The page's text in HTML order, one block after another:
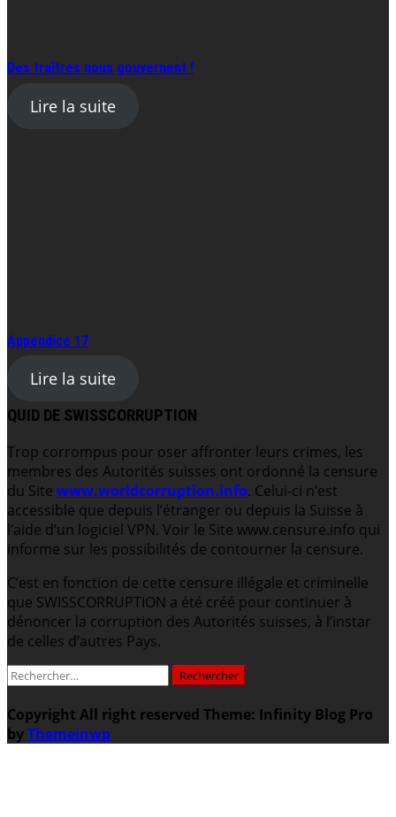
Des traîtres nous gouvernent !
Lire la suite
Appendice 17
Lire la suite
QUID DE SWISSCORRUPTION
Trop corrompus pour oser affronter leurs crimes, les
membres des Autorités suisses ont ordonné la censure
du Site www.worldcorruption.info. Celui-ci n’est
accessible que depuis l’étranger ou depuis la Suisse à
l’aide d’un logiciel VPN. Voir le Site www.censure.info qui
informe sur les possibilités de contourner la censure.
C’est en fonction de cette censure illégale et criminelle
que SWISSCORRUPTION a été créé pour continuer à
dénoncer la corruption des Autorités suisses, à l’instar
de celles d’autres Pays.
Rechercher :
Copyright All right reserved Theme: Infinity Blog Pro
byThemeinwp